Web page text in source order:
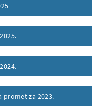
promet za 2023.